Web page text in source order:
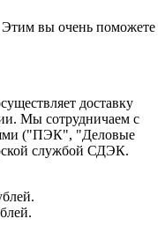
Этим вы очень поможете
доставку
Мы сотрудничаем с
("ПЭК", "Деловые
службой СДЭК.